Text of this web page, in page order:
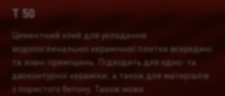
T 50
Цементний клей для укладання
водопоглинальної керамічної плитки всередині
та зовні приміщень. Підходить для одно- та
двоконтурної кераміки, а також для матеріалів
з пористого бетону. Також може